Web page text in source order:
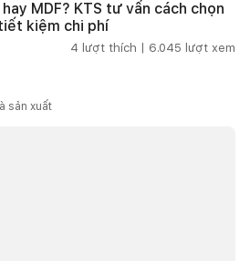
MDF? KTS tư vấn cách chọn
kiệm chi phí
4 lượt thích | 6.045 lượt xem
sản xuất